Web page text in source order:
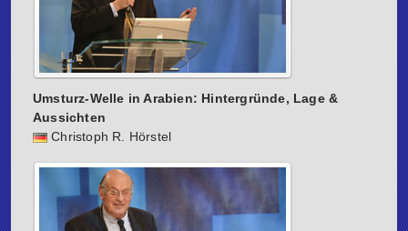
Umsturz-Welle in Arabien: Hintergründe, Lage &
Aussichten
Christoph R. Hörstel